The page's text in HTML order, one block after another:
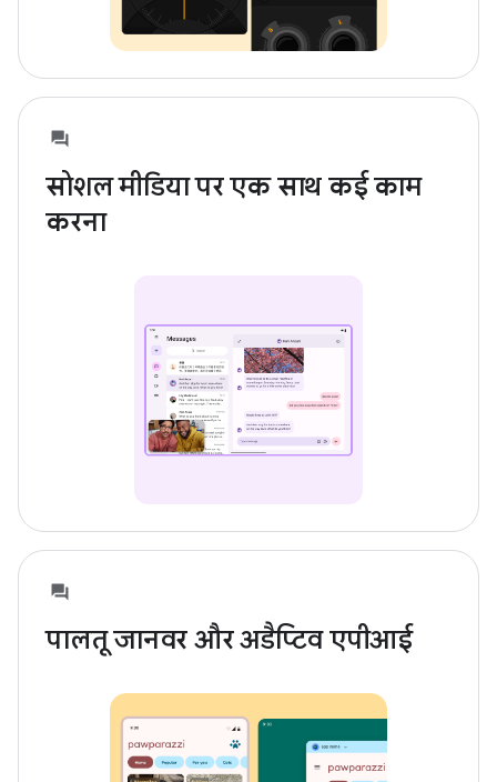
सोशल मीडिया पर एक साथ कई काम
करना
पालतू जानवर और अडैप्टिव एपीआई